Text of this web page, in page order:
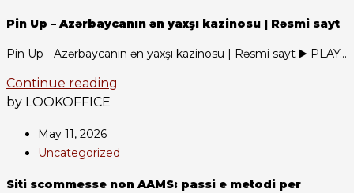
Pin Up – Azərbaycanın ən yaxşı kazinosu | Rəsmi sayt
Pin Up - Azərbaycanın ən yaxşı kazinosu | Rəsmi sayt ▶️ PLAY...
Continue reading
by LOOKOFFICE
May 11, 2026
Uncategorized
Siti scommesse non AAMS: passi e metodi per